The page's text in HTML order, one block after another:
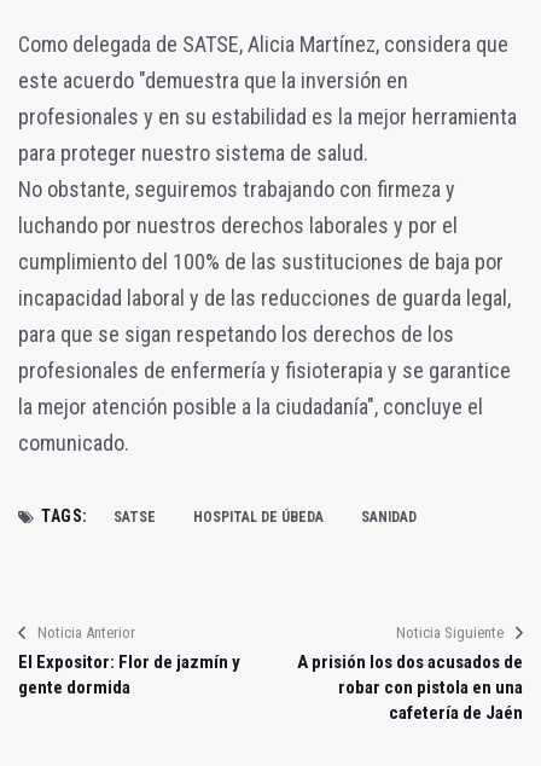
Como delegada de SATSE, Alicia Martínez, considera que
este acuerdo "demuestra que la inversión en
profesionales y en su estabilidad es la mejor herramienta
para proteger nuestro sistema de salud.
No obstante, seguiremos trabajando con firmeza y
luchando por nuestros derechos laborales y por el
cumplimiento del 100% de las sustituciones de baja por
incapacidad laboral y de las reducciones de guarda legal,
para que se sigan respetando los derechos de los
profesionales de enfermería y fisioterapia y se garantice
la mejor atención posible a la ciudadanía", concluye el
comunicado.
TAGS: SATSE HOSPITAL DE ÚBEDA SANIDAD
Noticia Anterior
El Expositor: Flor de jazmín y
gente dormida
Noticia Siguiente
A prisión los dos acusados de
robar con pistola en una
cafetería de Jaén